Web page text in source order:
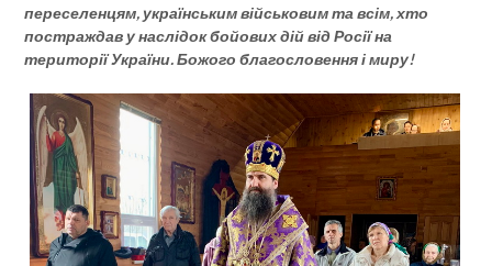
переселенцям, українським військовим та всім, хто
постраждав у наслідок бойових дій від Росії на
території України. Божого благословення і миру!